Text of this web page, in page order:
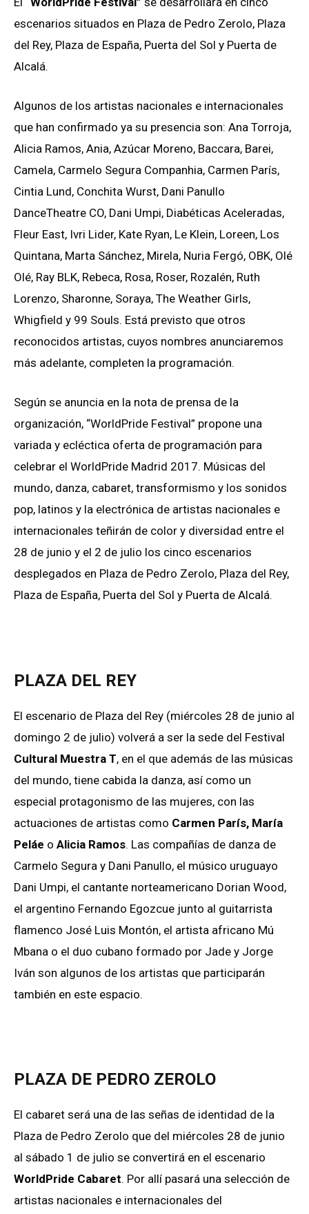
escenarios situados en Plaza de Pedro Zerolo, Plaza
del Rey, Plaza de España, Puerta del Sol y Puerta de
Alcalá.
Algunos de los artistas nacionales e internacionales
que han confirmado ya su presencia son: Ana Torroja,
Alicia Ramos, Ania, Azúcar Moreno, Baccara, Barei,
Camela, Carmelo Segura Companhia, Carmen París,
Cintia Lund, Conchita Wurst, Dani Panullo
DanceTheatre CO, Dani Umpi, Diabéticas Aceleradas,
Fleur East, Ivri Lider, Kate Ryan, Le Klein, Loreen, Los
Quintana, Marta Sánchez, Mirela, Nuria Fergó, OBK, Olé
Olé, Ray BLK, Rebeca, Rosa, Roser, Rozalén, Ruth
Lorenzo, Sharonne, Soraya, The Weather Girls,
Whigfield y 99 Souls. Está previsto que otros
reconocidos artistas, cuyos nombres anunciaremos
más adelante, completen la programación.
Según se anuncia en la nota de prensa de la
organización, “WorldPride Festival” propone una
variada y ecléctica oferta de programación para
celebrar el WorldPride Madrid 2017. Músicas del
mundo, danza, cabaret, transformismo y los sonidos
pop, latinos y la electrónica de artistas nacionales e
internacionales teñirán de color y diversidad entre el
28 de junio y el 2 de julio los cinco escenarios
desplegados en Plaza de Pedro Zerolo, Plaza del Rey,
Plaza de España, Puerta del Sol y Puerta de Alcalá.
PLAZA DEL REY
El escenario de Plaza del Rey (miércoles 28 de junio al
domingo 2 de julio) volverá a ser la sede del Festival
Cultural Muestra T, en el que además de las músicas
del mundo, tiene cabida la danza, así como un
especial protagonismo de las mujeres, con las
actuaciones de artistas como Carmen París, María
Peláe o Alicia Ramos. Las compañías de danza de
Carmelo Segura y Dani Panullo, el músico uruguayo
Dani Umpi, el cantante norteamericano Dorian Wood,
el argentino Fernando Egozcue junto al guitarrista
flamenco José Luis Montón, el artista africano Mú
Mbana o el duo cubano formado por Jade y Jorge
Iván son algunos de los artistas que participarán
también en este espacio.
PLAZA DE PEDRO ZEROLO
El cabaret será una de las señas de identidad de la
Plaza de Pedro Zerolo que del miércoles 28 de junio
al sábado 1 de julio se convertirá en el escenario
WorldPride Cabaret. Por allí pasará una selección de
artistas nacionales e internacionales del